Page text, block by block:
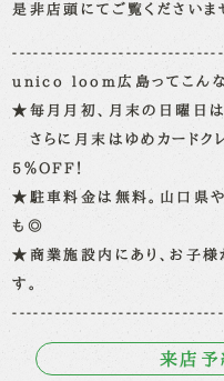
是非店頭にてご覧くださいま
unico loom広島ってこんな
★毎月月初、月末の日曜日は
さらに月末はゆめカードク
5％OFF！
★駐車料金は無料。山口県
も◎
★商業施設内にあり、お子様
す。
来店予